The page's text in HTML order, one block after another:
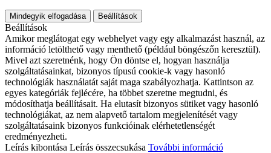
Mindegyik elfogadása Beállítások
Beállítások
Amikor meglátogat egy webhelyet vagy egy alkalmazást használ, az
információ letölthető vagy menthető (például böngészőn keresztül).
Mivel azt szeretnénk, hogy Ön döntse el, hogyan használja
szolgáltatásainkat, bizonyos típusú cookie-k vagy hasonló
technológiák használatát saját maga szabályozhatja. Kattintson az
egyes kategóriák fejlécére, ha többet szeretne megtudni, és
módosíthatja beállításait. Ha elutasít bizonyos sütiket vagy hasonló
technológiákat, az nem alapvető tartalom megjelenítését vagy
szolgáltatásaink bizonyos funkcióinak elérhetetlenségét
eredményezheti.
Leírás kibontása Leírás összecsukása További információ